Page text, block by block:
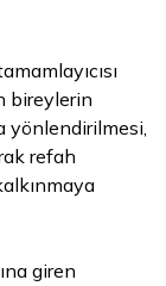
bireylerin
yönlendirilmesi,
refah
giren